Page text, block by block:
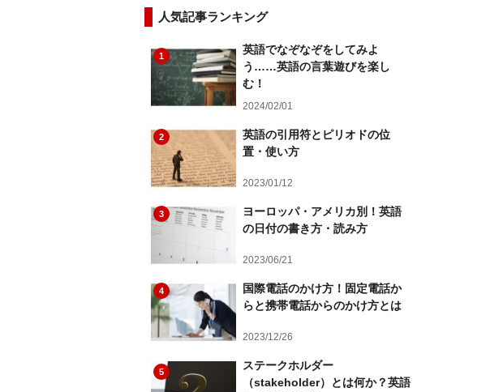
人気記事ランキング
1
英語でなぞなぞをしてみよ
う……英語の言葉遊びを楽し
む！
2024/02/01
2
英語の引用符とピリオドの位
置・使い方
2023/01/12
3
ヨーロッパ・アメリカ別！英語
の日付の書き方・読み方
2023/06/21
4
国際電話のかけ方！固定電話か
らと携帯電話からのかけ方とは
2023/12/26
5
ステークホルダー
（stakeholder）とは何か？英語